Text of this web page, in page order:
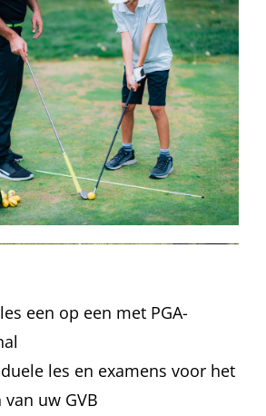
een op een met PGA-
les en examens voor het
van uw GVB